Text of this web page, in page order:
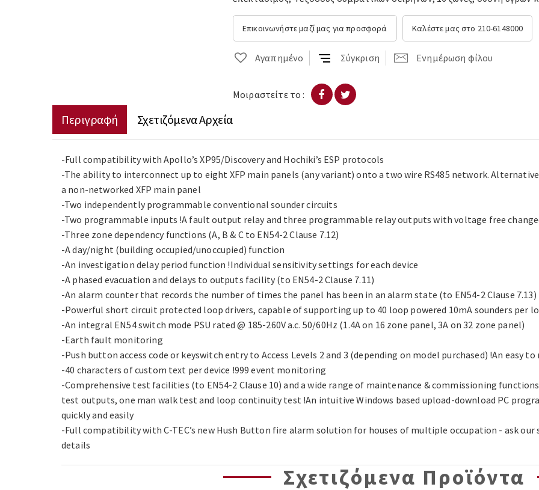
Επικοινωνήστε μαζί μας για προσφορά Καλέστε μας στο 210-6148000
Αγαπημένο Σύγκριση Ενημέρωση φίλου
Μοιραστείτε το :
Περιγραφή Σχετιζόμενα Αρχεία
-Full compatibility with Apollo’s XP95/Discovery and Hochiki’s ESP protocols
-The ability to interconnect up to eight XFP main panels (any variant) onto a two wire RS485 network.
a non-networked XFP main panel
-Two independently programmable conventional sounder circuits
-Two programmable inputs !A fault output relay and three programmable relay outputs with voltage free
-Three zone dependency functions (A, B & C to EN54-2 Clause 7.12)
-A day/night (building occupied/unoccupied) function
-An investigation delay period function !Individual sensitivity settings for each device
-A phased evacuation and delays to outputs facility (to EN54-2 Clause 7.11)
-An alarm counter that records the number of times the panel has been in an alarm state (to EN54-2 Clause 7.13)
-Powerful short circuit protected loop drivers, capable of supporting up to 40 loop powered 10mA sounders per
-An integral EN54 switch mode PSU rated @ 185-260V a.c. 50/60Hz (1.4A on 16 zone panel, 3A on 32 zone panel)
-Earth fault monitoring
-Push button access code or keyswitch entry to Access Levels 2 and 3 (depending on model purchased) !An easy
-40 characters of custom text per device !999 event monitoring
-Comprehensive test facilities (to EN54-2 Clause 10) and a wide range of maintenance & commissioning
test outputs, one man walk test and loop continuity test !An intuitive Windows based upload-download PC
quickly and easily
-Full compatibility with C-TEC’s new Hush Button fire alarm solution for houses of multiple occupation - ask our
details
Σχετιζόμενα Προϊόντα